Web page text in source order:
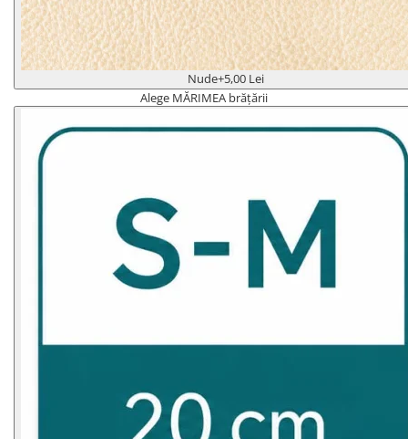
Nude+5,00 Lei
Alege MĂRIMEA brățării